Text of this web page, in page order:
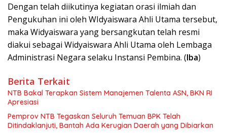
Dengan telah diikutinya kegiatan orasi ilmiah dan
Pengukuhan ini oleh WIdyaiswara Ahli Utama tersebut,
maka Widyaiswara yang bersangkutan telah resmi
diakui sebagai Widyaiswara Ahli Utama oleh Lembaga
Administrasi Negara selaku Instansi Pembina. (Iba)
Berita Terkait
NTB Bakal Terapkan Sistem Manajemen Talenta ASN, BKN RI
Apresiasi
Pemprov NTB Tegaskan Seluruh Temuan BPK Telah
Ditindaklanjuti, Bantah Ada Kerugian Daerah yang Dibiarkan